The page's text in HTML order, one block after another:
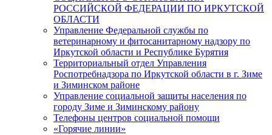
РОССИЙСКОЙ ФЕДЕРАЦИИ ПО ИРКУТСКОЙ
ОБЛАСТИ
Управление Федеральной службы по
ветеринарному и фитосанитарному надзору по
Иркутской области и Республике Бурятия
Территориальный отдел Управления
Роспотребнадзора по Иркутской области в г. Зиме
и Зиминском районе
Управление социальной защиты населения по
городу Зиме и Зиминскому району
Телефоны центров социальной помощи
«Горячие линии»